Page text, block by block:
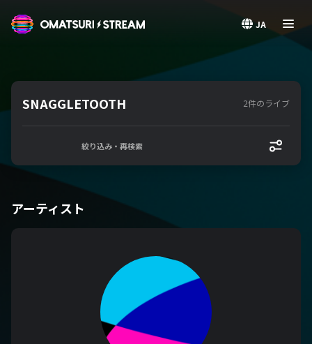
JA
SNAGGLETOOTH 2件のライブ
絞り込み・再検索
アーティスト